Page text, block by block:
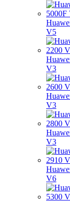
V5
V3
V3
V3
V6